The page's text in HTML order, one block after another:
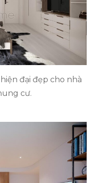
đại đẹp cho nhà
cư.